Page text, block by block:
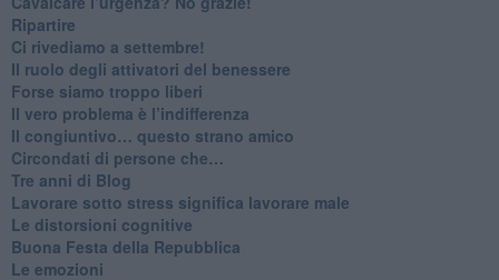
Ripartire
​Ci rivediamo a settembre!
​Il ruolo degli attivatori del benessere
​Forse siamo troppo liberi
​Il vero problema è l’indifferenza
​Il congiuntivo… questo strano amico
​Circondati di persone che…
​Tre anni di Blog
​Lavorare sotto stress significa lavorare male
​Le distorsioni cognitive
​Buona Festa della Repubblica
Le emozioni